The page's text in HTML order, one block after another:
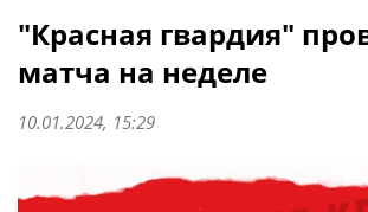
"Красная гвардия"
матча на неделе
10.01.2024, 15:29